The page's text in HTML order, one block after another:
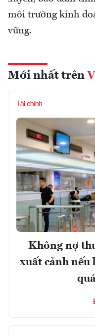
môi trường kinh
vững.
Mới nhất trên
Tài chính
Không nợ
xuất cảnh nếu